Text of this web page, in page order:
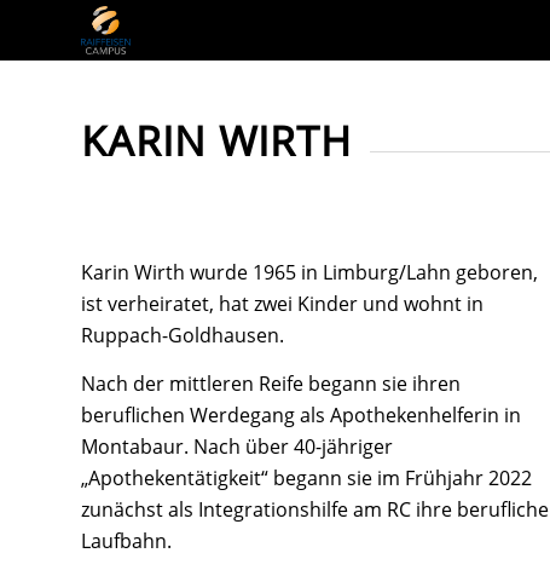
KARIN WIRTH
Karin Wirth wurde 1965 in Limburg/Lahn geboren,
ist verheiratet, hat zwei Kinder und wohnt in
Ruppach-Goldhausen.
Nach der mittleren Reife begann sie ihren
beruflichen Werdegang als Apothekenhelferin in
Montabaur. Nach über 40-jähriger
„Apothekentätigkeit“ begann sie im Frühjahr 2022
zunächst als Integrationshilfe am RC ihre berufliche
Laufbahn.